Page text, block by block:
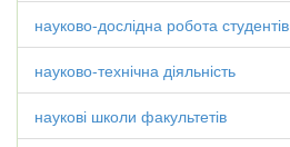
науково-дослідна робота студентів
науково-технічна діяльність
наукові школи факультетів